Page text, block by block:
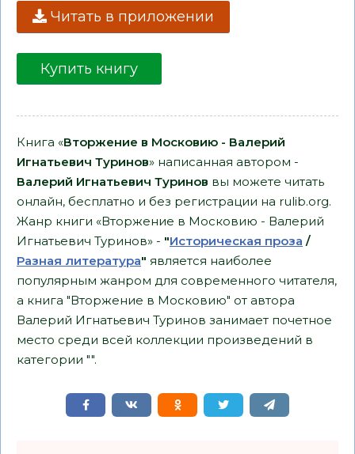
Читать в приложении
Купить книгу
Книга «Вторжение в Московию - Валерий
Игнатьевич Туринов» написанная автором -
Валерий Игнатьевич Туринов вы можете читать
онлайн, бесплатно и без регистрации на rulib.org.
Жанр книги «Вторжение в Московию - Валерий
Игнатьевич Туринов» - "Историческая проза /
Разная литература" является наиболее
популярным жанром для современного читателя,
а книга "Вторжение в Московию" от автора
Валерий Игнатьевич Туринов занимает почетное
место среди всей коллекции произведений в
категории "".